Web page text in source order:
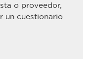
o proveedor,
un cuestionario